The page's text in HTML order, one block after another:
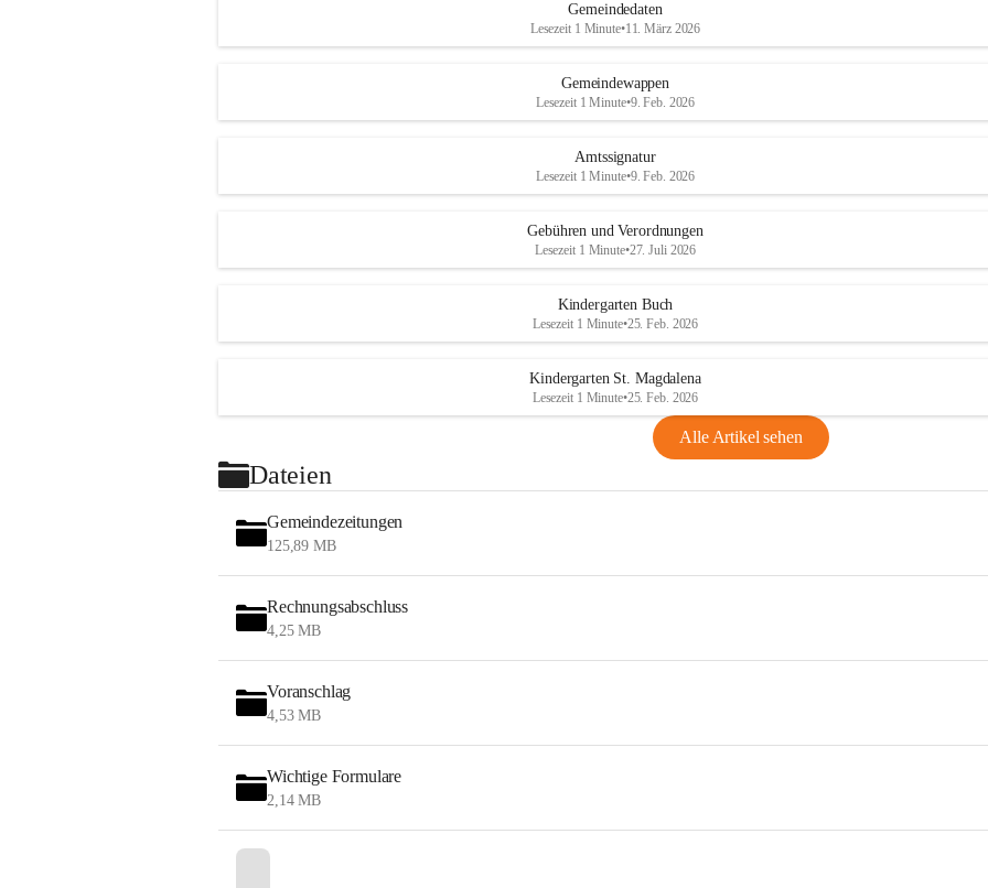
Gemeindedaten
Lesezeit 1 Minute•11. März 2026
Gemeindewappen
Lesezeit 1 Minute•9. Feb. 2026
Amtssignatur
Lesezeit 1 Minute•9. Feb. 2026
Gebühren und Verordnungen
Lesezeit 1 Minute•27. Juli 2026
Kindergarten Buch
Lesezeit 1 Minute•25. Feb. 2026
Kindergarten St. Magdalena
Lesezeit 1 Minute•25. Feb. 2026
Alle Artikel sehen
Dateien
Gemeindezeitungen
125,89 MB
Rechnungsabschluss
4,25 MB
Voranschlag
4,53 MB
Wichtige Formulare
2,14 MB